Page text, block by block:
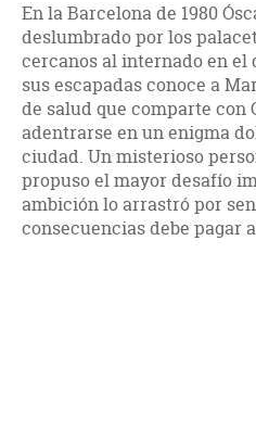
En la Barcelona de 1980
deslumbrado por los
cercanos al internado en el
sus escapadas conoce a
de salud que comparte con
adentrarse en un enigma
ciudad. Un misterioso
propuso el mayor desafío
ambición lo arrastró por
consecuencias debe pagar